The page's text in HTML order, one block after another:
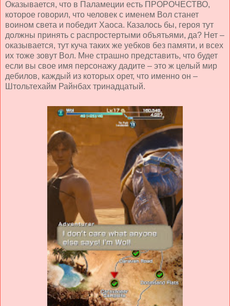
Оказывается, что в Паламеции есть ПРОРОЧЕСТВО,
которое говорил, что человек с именем Вол станет
воином света и победит Хаоса. Казалось бы, героя тут
должны принять с распростертыми объятьями, да? Нет –
оказывается, тут куча таких же уебков без памяти, и всех
их тоже зовут Вол. Мне страшно представить, что будет
если вы свое имя персонажу дадите – это ж целый мир
дебилов, каждый из которых орет, что именно он –
Штольтехайм Райнбах тринадцатый.